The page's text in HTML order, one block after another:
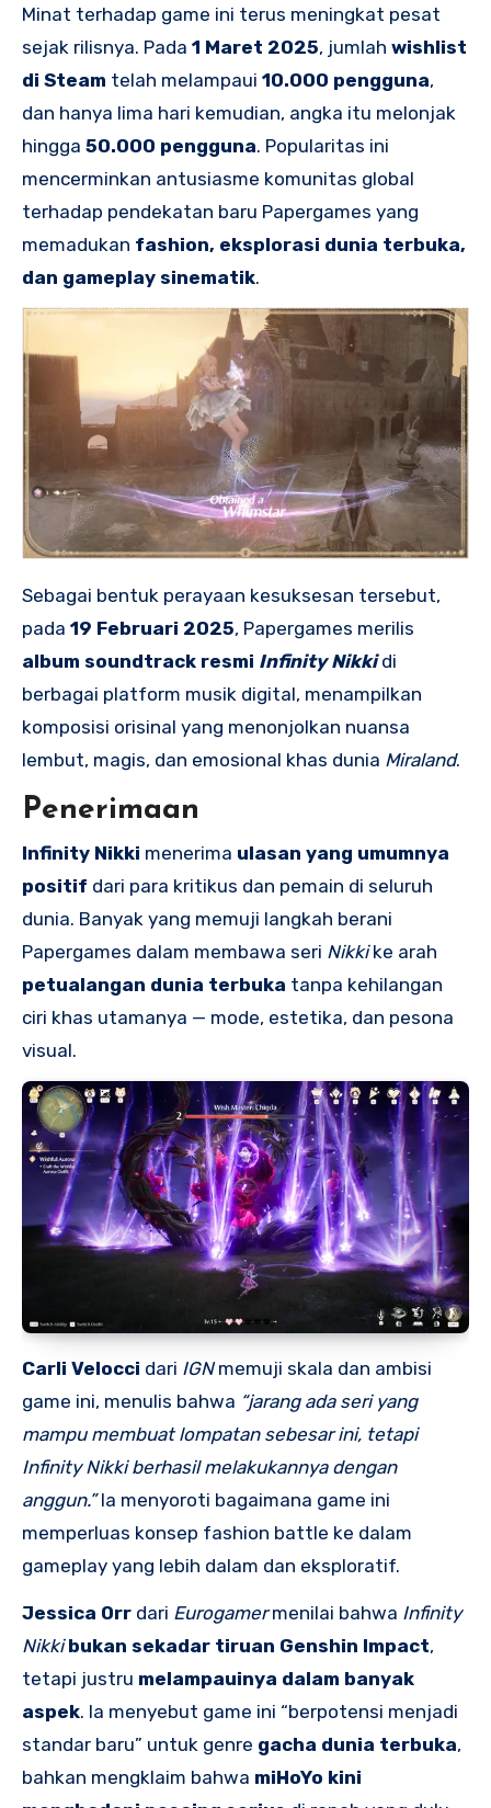
Minat terhadap game ini terus meningkat pesat
sejak rilisnya. Pada 1 Maret 2025, jumlah wishlist
di Steam telah melampaui 10.000 pengguna,
dan hanya lima hari kemudian, angka itu melonjak
hingga 50.000 pengguna. Popularitas ini
mencerminkan antusiasme komunitas global
terhadap pendekatan baru Papergames yang
memadukan fashion, eksplorasi dunia terbuka,
dan gameplay sinematik.
Sebagai bentuk perayaan kesuksesan tersebut,
pada 19 Februari 2025, Papergames merilis
album soundtrack resmi Infinity Nikkidi
berbagai platform musik digital, menampilkan
komposisi orisinal yang menonjolkan nuansa
lembut, magis, dan emosional khas dunia Miraland.
Penerimaan
Infinity Nikki menerima ulasan yang umumnya
positif dari para kritikus dan pemain di seluruh
dunia. Banyak yang memuji langkah berani
Papergames dalam membawa seri Nikkike arah
petualangan dunia terbuka tanpa kehilangan
ciri khas utamanya — mode, estetika, dan pesona
visual.
Carli Velocci dari IGNmemuji skala dan ambisi
game ini, menulis bahwa “jarang ada seri yang
mampu membuat lompatan sebesar ini, tetapi
Infinity Nikki berhasil melakukannya dengan
anggun.”Ia menyoroti bagaimana game ini
memperluas konsep fashion battle ke dalam
gameplay yang lebih dalam dan eksploratif.
Jessica Orr dari Eurogamermenilai bahwa Infinity
Nikki bukan sekadar tiruan Genshin Impact,
tetapi justru melampauinya dalam banyak
aspek. Ia menyebut game ini “berpotensi menjadi
standar baru” untuk genre gacha dunia terbuka,
bahkan mengklaim bahwa miHoYo kini